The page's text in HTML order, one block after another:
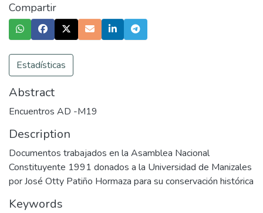
Compartir
Estadísticas
Abstract
Encuentros AD -M19
Description
Documentos trabajados en la Asamblea Nacional
Constituyente 1991 donados a la Universidad de Manizales
por José Otty Patiño Hormaza para su conservación histórica
Keywords